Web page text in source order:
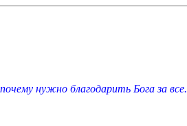
нужно благодарить Бога за все.